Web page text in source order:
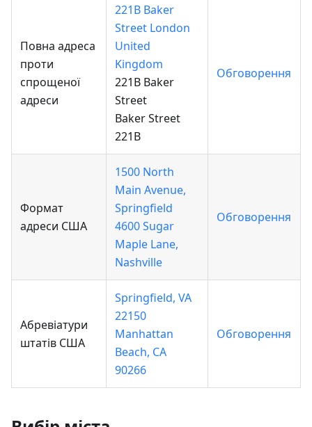
Повна адреса
проти
спрощеної
адреси
221B Baker
Street London
United
Kingdom
221B Baker
Street
Baker Street
221B
Обговорення
Формат
адреси США
1500 North
Main Avenue,
Springfield
4600 Sugar
Maple Lane,
Nashville
Обговорення
Абревіатури
штатів США
Springfield, VA
22150
Manhattan
Beach, CA
90266
Обговорення